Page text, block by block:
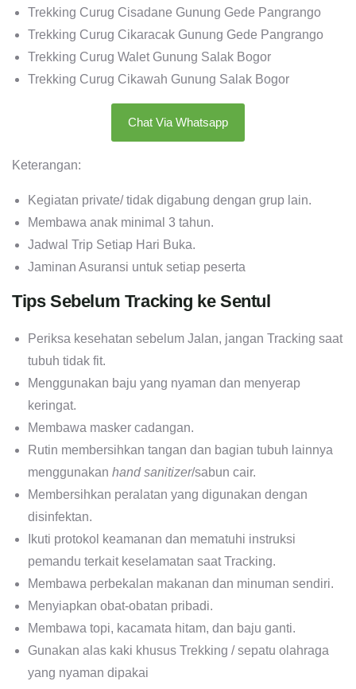
Trekking Curug Cisadane Gunung Gede Pangrango
Trekking Curug Cikaracak Gunung Gede Pangrango
Trekking Curug Walet Gunung Salak Bogor
Trekking Curug Cikawah Gunung Salak Bogor
Chat Via Whatsapp
Keterangan:
Kegiatan private/ tidak digabung dengan grup lain.
Membawa anak minimal 3 tahun.
Jadwal Trip Setiap Hari Buka.
Jaminan Asuransi untuk setiap peserta
Tips Sebelum Tracking ke Sentul
Periksa kesehatan sebelum Jalan, jangan Tracking saat
tubuh tidak fit.
Menggunakan baju yang nyaman dan menyerap
keringat.
Membawa masker cadangan.
Rutin membersihkan tangan dan bagian tubuh lainnya
menggunakan hand sanitizer/sabun cair.
Membersihkan peralatan yang digunakan dengan
disinfektan.
Ikuti protokol keamanan dan mematuhi instruksi
pemandu terkait keselamatan saat Tracking.
Membawa perbekalan makanan dan minuman sendiri.
Menyiapkan obat-obatan pribadi.
Membawa topi, kacamata hitam, dan baju ganti.
Gunakan alas kaki khusus Trekking / sepatu olahraga
yang nyaman dipakai